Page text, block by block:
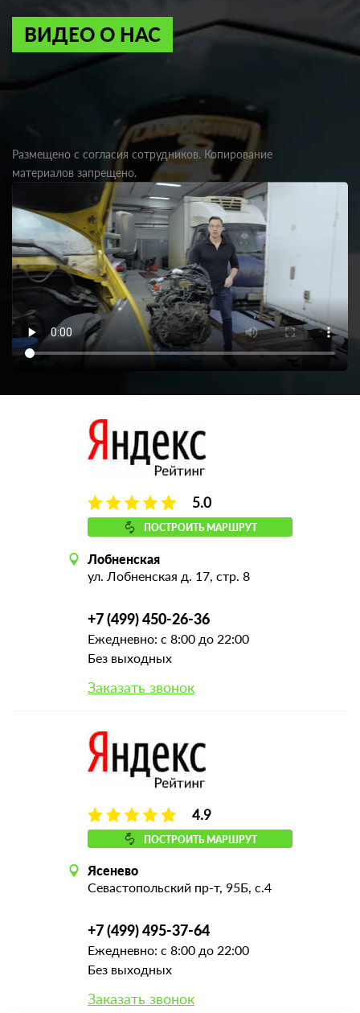
ВИДЕО О НАС
Размещено с согласия сотрудников. Копирование
материалов запрещено.
5.0
ПОСТРОИТЬ МАРШРУТ
Лобненская
ул. Лобненская д. 17, стр. 8
+7 (499) 450-26-36
Ежедневно: с 8:00 до 22:00
Без выходных
Заказать звонок
4.9
ПОСТРОИТЬ МАРШРУТ
Ясенево
Севастопольский пр-т, 95Б, с.4
+7 (499) 495-37-64
Ежедневно: с 8:00 до 22:00
Без выходных
Заказать звонок